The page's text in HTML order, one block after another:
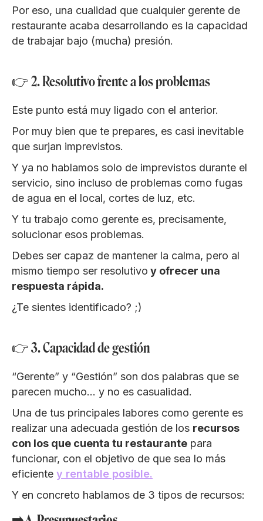
Por eso, una cualidad que cualquier gerente de
restaurante acaba desarrollando es la capacidad
de trabajar bajo (mucha) presión.
👉 2. Resolutivo frente a los problemas
Este punto está muy ligado con el anterior.
Por muy bien que te prepares, es casi inevitable
que surjan imprevistos.
Y ya no hablamos solo de imprevistos durante el
servicio, sino incluso de problemas como fugas
de agua en el local, cortes de luz, etc.
Y tu trabajo como gerente es, precisamente,
solucionar esos problemas.
Debes ser capaz de mantener la calma, pero al
mismo tiempo ser resolutivo y ofrecer una
respuesta rápida.
¿Te sientes identificado? ;)
👉 3. Capacidad de gestión
“Gerente” y “Gestión” son dos palabras que se
parecen mucho… y no es casualidad.
Una de tus principales labores como gerente es
realizar una adecuada gestión de los recursos
con los que cuenta tu restaurante para
funcionar, con el objetivo de que sea lo más
eficiente y rentable posible.
Y en concreto hablamos de 3 tipos de recursos: